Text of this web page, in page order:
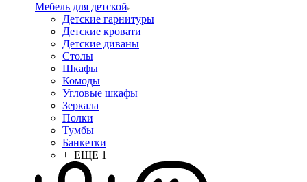
Мебель для детской
Детские гарнитуры
Детские кровати
Детские диваны
Столы
Шкафы
Комоды
Угловые шкафы
Зеркала
Полки
Тумбы
Банкетки
+ ЕЩЕ 1